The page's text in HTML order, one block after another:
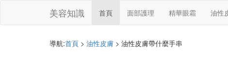
美容知識 首頁 面部護理 精華眼霜 油性
導航:首頁 > 油性皮膚 > 油性皮膚帶什麼手串